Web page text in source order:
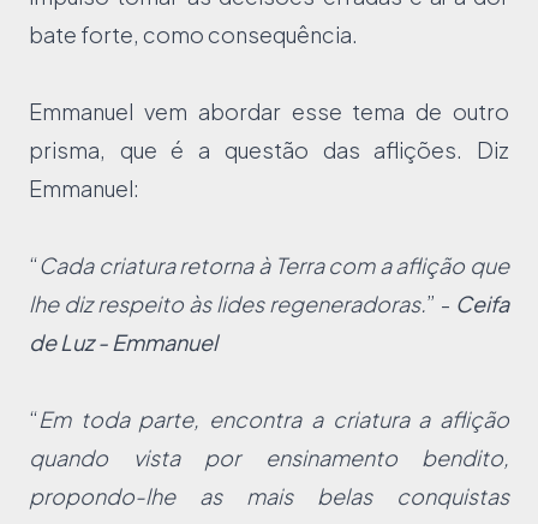
bate forte, como consequência.
Emmanuel vem abordar esse tema de outro
prisma, que é a questão das aflições. Diz
Emmanuel:
“Cada criatura retorna à Terra com a aflição que
lhe diz respeito às lides regeneradoras.” - Ceifa
de Luz - Emmanuel
“Em toda parte, encontra a criatura a aflição
quando vista por ensinamento bendito,
propondo-lhe as mais belas conquistas